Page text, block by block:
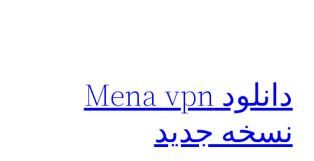
دانلود Mena vpn
نسخه جدید